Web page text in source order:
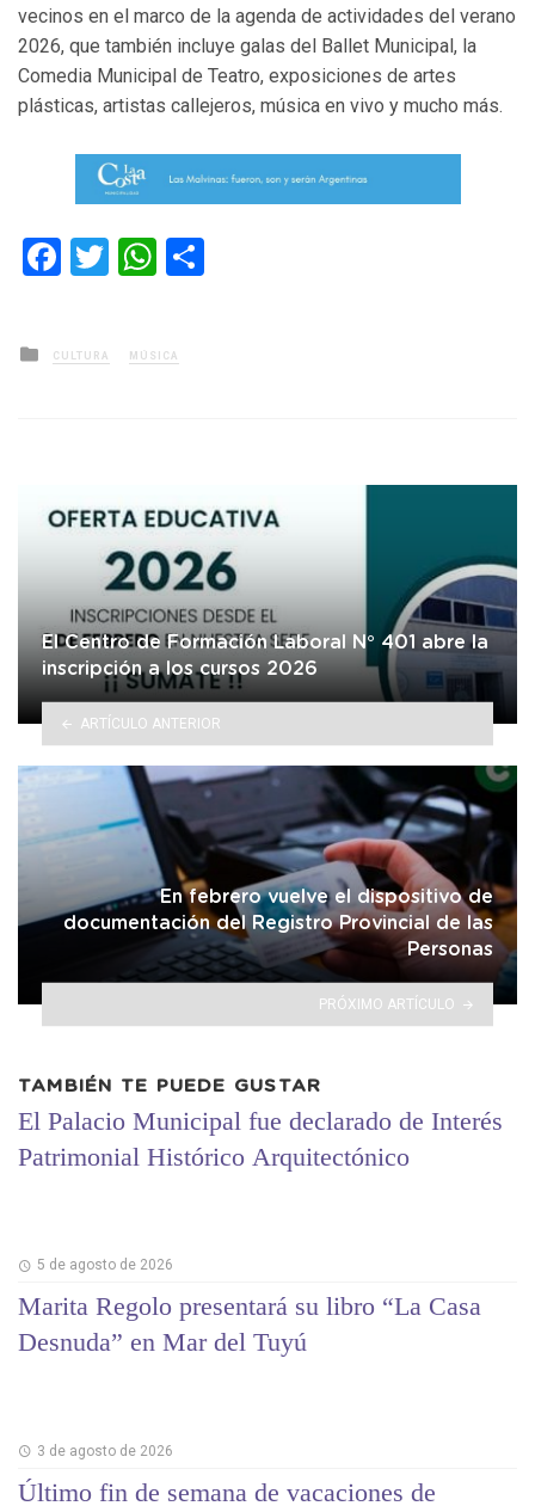
vecinos en el marco de la agenda de actividades del verano
2026, que también incluye galas del Ballet Municipal, la
Comedia Municipal de Teatro, exposiciones de artes
plásticas, artistas callejeros, música en vivo y mucho más.
Facebook
TwitterWhatsApp
Posted
in
CULTURA MÚSICA
El Centro de Formación Laboral N° 401 abre la
inscripción a los cursos 2026
ARTÍCULO ANTERIOR
En febrero vuelve el dispositivo de
documentación del Registro Provincial de las
Personas
PRÓXIMO ARTÍCULO
TAMBIÉN TE PUEDE GUSTAR
El Palacio Municipal fue declarado de Interés
Patrimonial Histórico Arquitectónico
5 de agosto de 2026
Marita Regolo presentará su libro “La Casa
Desnuda” en Mar del Tuyú
3 de agosto de 2026
Último fin de semana de vacaciones de